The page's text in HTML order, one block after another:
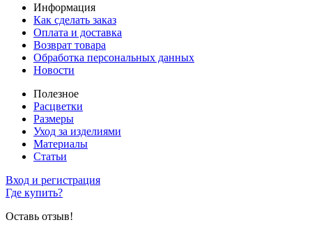
Информация
Как сделать заказ
Оплата и доставка
Возврат товара
Обработка персональных данных
Новости
Полезное
Расцветки
Размеры
Уход за изделиями
Материалы
Статьи
Вход и регистрация
Где купить?
Оставь отзыв!